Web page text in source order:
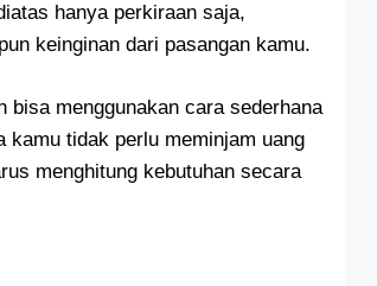
hanya perkiraan saja,
keinginan dari pasangan kamu.
bisa menggunakan cara sederhana
kamu tidak perlu meminjam uang
menghitung kebutuhan secara